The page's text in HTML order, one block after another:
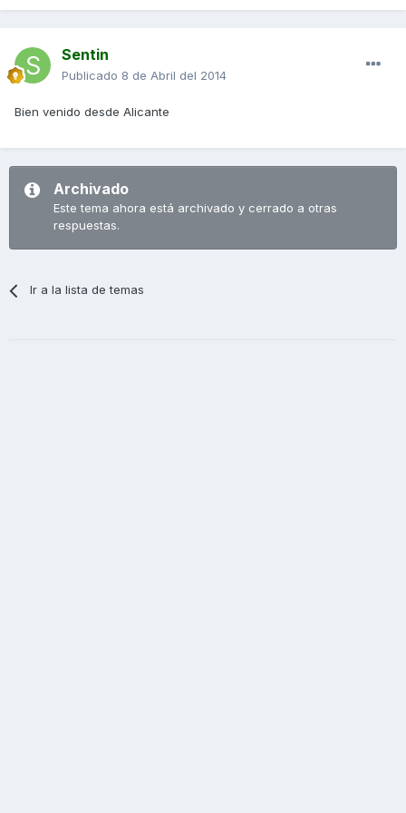
Sentin
Publicado 8 de Abril del 2014
Bien venido desde Alicante
Archivado
Este tema ahora está archivado y cerrado a otras
respuestas.
Ir a la lista de temas